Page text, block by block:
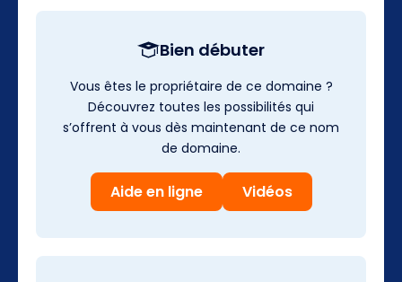
Bien débuter
Vous êtes le propriétaire de ce domaine ?
Découvrez toutes les possibilités qui
s’offrent à vous dès maintenant de ce nom
de domaine.
Aide en ligne Vidéos